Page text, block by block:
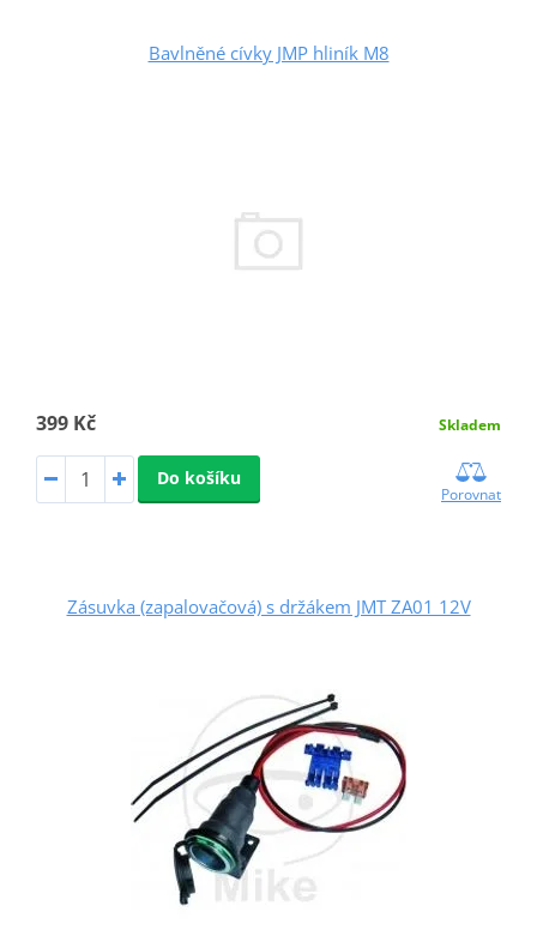
Bavlněné cívky JMP hliník M8
399 Kč Skladem
Do košíku
Porovnat
Zásuvka (zapalovačová) s držákem JMT ZA01 12V